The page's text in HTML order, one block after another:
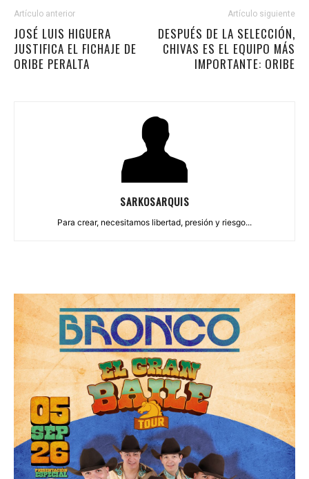
Artículo anterior
JOSÉ LUIS HIGUERA
JUSTIFICA EL FICHAJE DE
ORIBE PERALTA
Artículo siguiente
DESPUÉS DE LA SELECCIÓN,
CHIVAS ES EL EQUIPO MÁS
IMPORTANTE: ORIBE
SARKOSARQUIS
Para crear, necesitamos libertad, presión y riesgo...